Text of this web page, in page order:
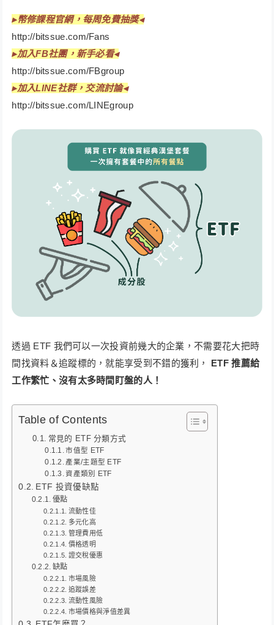
▸幣修課程官網，每周免費抽獎◂
http://bitssue.com/Fans
▸加入FB社團，新手必看◂
http://bitssue.com/FBgroup
▸加入LINE社群，交流討論◂
http://bitssue.com/LINEgroup
透過 ETF 我們可以一次投資前幾大的企業，不需要花大把時
間找資料＆追蹤標的，就能享受到不錯的獲利，
ETF 推薦給
工作繁忙、沒有太多時間盯盤的人！
Table of Contents
常見的 ETF 分類方式
市值型 ETF
產業/主題型 ETF
資產類別 ETF
ETF 投資優缺點
優點
流動性佳
多元化高
管理費用低
價格透明
證交稅優惠
缺點
市場風險
追蹤誤差
流動性風險
市場價格與淨值差異